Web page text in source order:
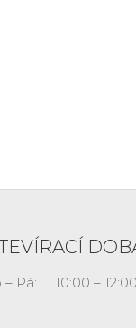
– Pá: 10:00 –